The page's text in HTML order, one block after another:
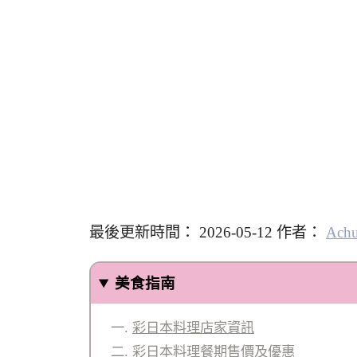
最後更新時間： 2026-05-12 作者：
美食指南
彩日本料理店家資訊
彩日本料理餐期售價及優惠